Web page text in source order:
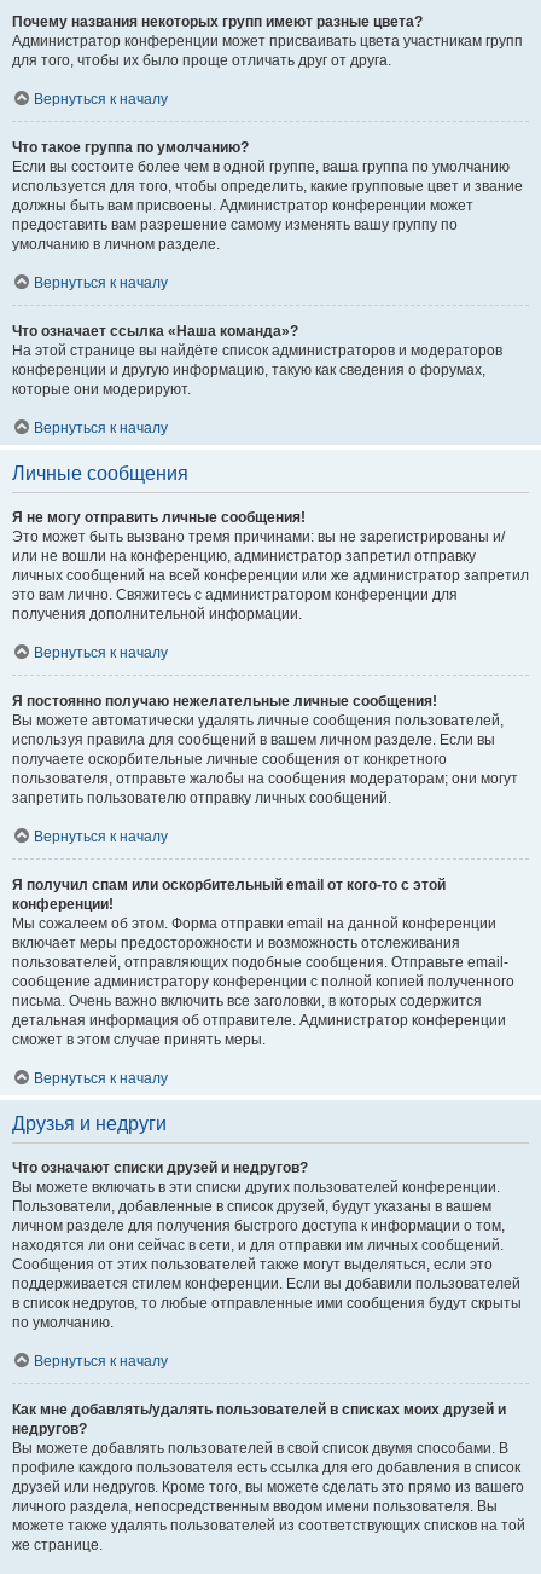
Почему названия некоторых групп имеют разные цвета?
Администратор конференции может присваивать цвета участникам групп
для того, чтобы их было проще отличать друг от друга.
Вернуться к началу
Что такое группа по умолчанию?
Если вы состоите более чем в одной группе, ваша группа по умолчанию
используется для того, чтобы определить, какие групповые цвет и звание
должны быть вам присвоены. Администратор конференции может
предоставить вам разрешение самому изменять вашу группу по
умолчанию в личном разделе.
Вернуться к началу
Что означает ссылка «Наша команда»?
На этой странице вы найдёте список администраторов и модераторов
конференции и другую информацию, такую как сведения о форумах,
которые они модерируют.
Вернуться к началу
Личные сообщения
Я не могу отправить личные сообщения!
Это может быть вызвано тремя причинами: вы не зарегистрированы и/
или не вошли на конференцию, администратор запретил отправку
личных сообщений на всей конференции или же администратор запретил
это вам лично. Свяжитесь с администратором конференции для
получения дополнительной информации.
Вернуться к началу
Я постоянно получаю нежелательные личные сообщения!
Вы можете автоматически удалять личные сообщения пользователей,
используя правила для сообщений в вашем личном разделе. Если вы
получаете оскорбительные личные сообщения от конкретного
пользователя, отправьте жалобы на сообщения модераторам; они могут
запретить пользователю отправку личных сообщений.
Вернуться к началу
Я получил спам или оскорбительный email от кого-то с этой
конференции!
Мы сожалеем об этом. Форма отправки email на данной конференции
включает меры предосторожности и возможность отслеживания
пользователей, отправляющих подобные сообщения. Отправьте email-
сообщение администратору конференции с полной копией полученного
письма. Очень важно включить все заголовки, в которых содержится
детальная информация об отправителе. Администратор конференции
сможет в этом случае принять меры.
Вернуться к началу
Друзья и недруги
Что означают списки друзей и недругов?
Вы можете включать в эти списки других пользователей конференции.
Пользователи, добавленные в список друзей, будут указаны в вашем
личном разделе для получения быстрого доступа к информации о том,
находятся ли они сейчас в сети, и для отправки им личных сообщений.
Сообщения от этих пользователей также могут выделяться, если это
поддерживается стилем конференции. Если вы добавили пользователей
в список недругов, то любые отправленные ими сообщения будут скрыты
по умолчанию.
Вернуться к началу
Как мне добавлять/удалять пользователей в списках моих друзей и
недругов?
Вы можете добавлять пользователей в свой список двумя способами. В
профиле каждого пользователя есть ссылка для его добавления в список
друзей или недругов. Кроме того, вы можете сделать это прямо из вашего
личного раздела, непосредственным вводом имени пользователя. Вы
можете также удалять пользователей из соответствующих списков на той
же странице.